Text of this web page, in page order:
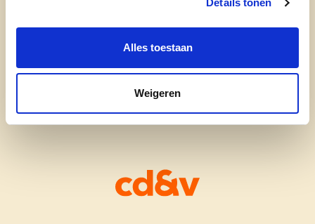
Details tonen
Alles toestaan
Weigeren
cd&v Berlare